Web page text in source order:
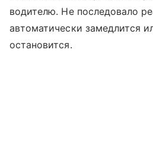
водителю. Не последовало
автоматически замедлится
остановится.